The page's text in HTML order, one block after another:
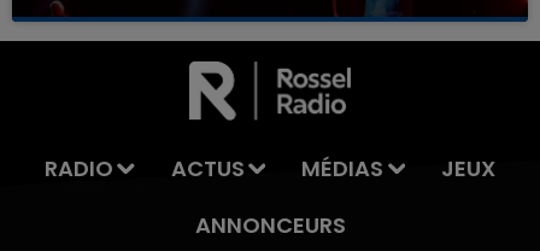
RADIO ACTUS MÉDIAS
JEUX
ANNONCEURS